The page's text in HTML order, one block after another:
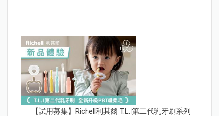
【試用募集】Richell利其爾 T.L.I第二代乳牙刷系列